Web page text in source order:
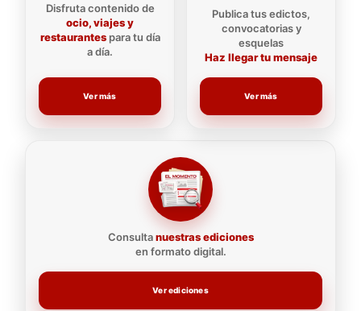
Disfruta contenido de
ocio, viajes y
restaurantespara tu día
a día.
Ver más
Consultanuestras ediciones
en formato digital.
Ver ediciones
Publica tus edictos,
convocatorias y
esquelas
Haz llegar tu mensaje
Ver más